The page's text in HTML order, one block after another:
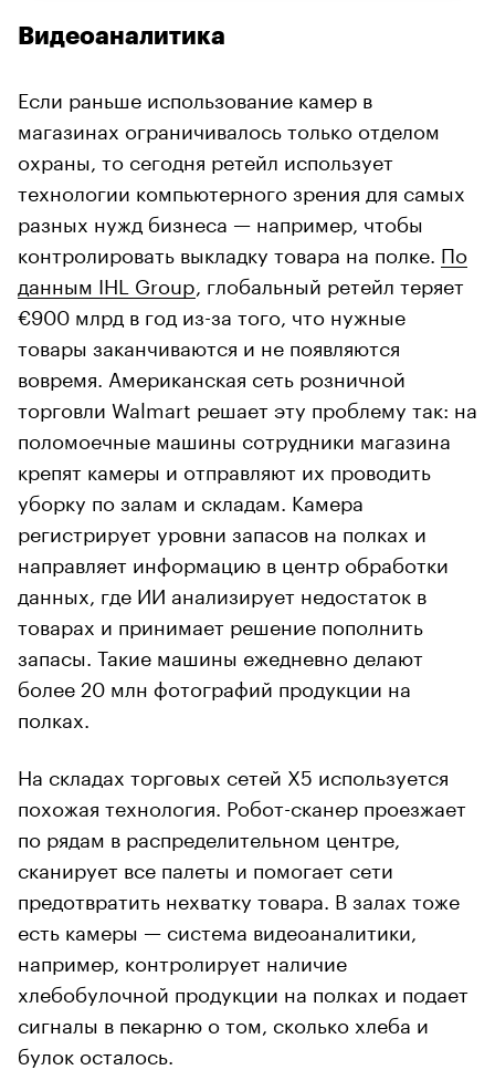
Видеоаналитика
Если раньше использование камер в
магазинах ограничивалось только отделом
охраны, то сегодня ретейл использует
технологии компьютерного зрения для самых
разных нужд бизнеса — например, чтобы
контролировать выкладку товара на полке. По
данным IHL Group , глобальный ретейл теряет
€900 млрд в год из-за того, что нужные
товары заканчиваются и не появляются
вовремя. Американская сеть розничной
торговли Walmart решает эту проблему так: на
поломоечные машины сотрудники магазина
крепят камеры и отправляют их проводить
уборку по залам и складам. Камера
регистрирует уровни запасов на полках и
направляет информацию в центр обработки
данных, где ИИ анализирует недостаток в
товарах и принимает решение пополнить
запасы. Такие машины ежедневно делают
более 20 млн фотографий продукции на
полках.
На складах торговых сетей X5 используется
похожая технология. Робот-сканер проезжает
по рядам в распределительном центре,
сканирует все палеты и помогает сети
предотвратить нехватку товара. В залах тоже
есть камеры — система видеоаналитики,
например, контролирует наличие
хлебобулочной продукции на полках и подает
сигналы в пекарню о том, сколько хлеба и
булок осталось.